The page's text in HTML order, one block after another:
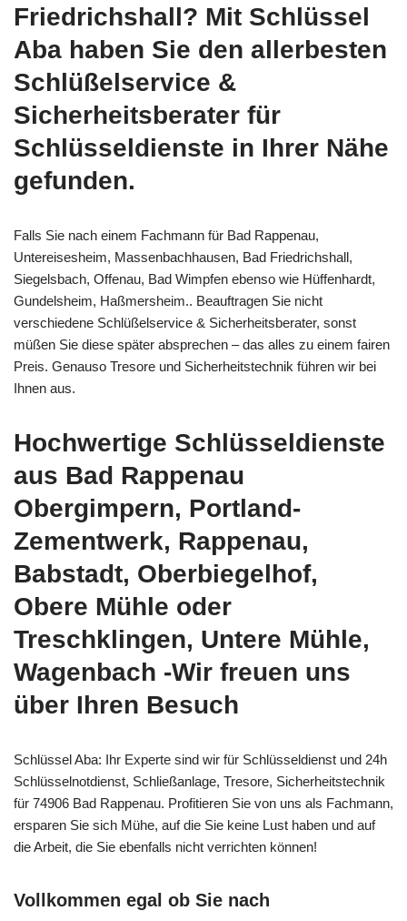
Friedrichshall? Mit Schlüssel
Aba haben Sie den allerbesten
Schlüßelservice &
Sicherheitsberater für
Schlüsseldienste in Ihrer Nähe
gefunden.
Falls Sie nach einem Fachmann für Bad Rappenau,
Untereisesheim, Massenbachhausen, Bad Friedrichshall,
Siegelsbach, Offenau, Bad Wimpfen ebenso wie Hüffenhardt,
Gundelsheim, Haßmersheim.. Beauftragen Sie nicht
verschiedene Schlüßelservice & Sicherheitsberater, sonst
müßen Sie diese später absprechen – das alles zu einem fairen
Preis. Genauso Tresore und Sicherheitstechnik führen wir bei
Ihnen aus.
Hochwertige Schlüsseldienste
aus Bad Rappenau
Obergimpern, Portland-
Zementwerk, Rappenau,
Babstadt, Oberbiegelhof,
Obere Mühle oder
Treschklingen, Untere Mühle,
Wagenbach -Wir freuen uns
über Ihren Besuch
Schlüssel Aba: Ihr Experte sind wir für Schlüsseldienst und 24h
Schlüsselnotdienst, Schließanlage, Tresore, Sicherheitstechnik
für 74906 Bad Rappenau. Profitieren Sie von uns als Fachmann,
ersparen Sie sich Mühe, auf die Sie keine Lust haben und auf
die Arbeit, die Sie ebenfalls nicht verrichten können!
Vollkommen egal ob Sie nach